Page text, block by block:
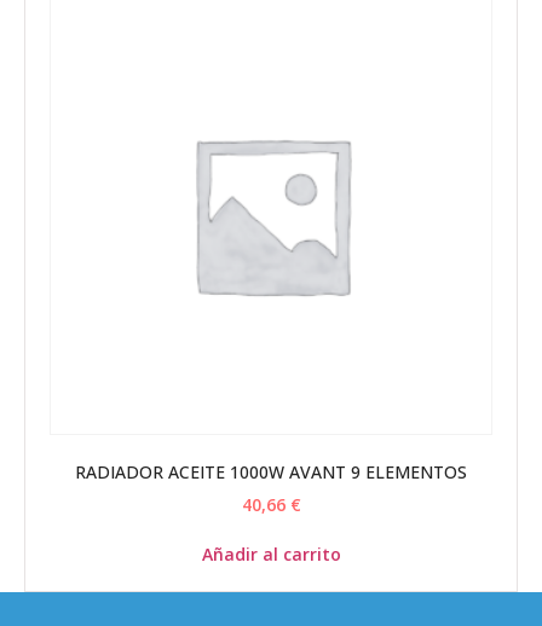
RADIADOR ACEITE 1000W AVANT 9 ELEMENTOS
40,66 €
Añadir al carrito